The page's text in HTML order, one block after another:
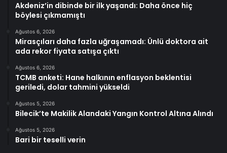
Akdeniz’in dibinde bir ilk yaşandı: Daha önce hiç
böylesi çıkmamıştı
Ağustos 6, 2026
Mirasçıları daha fazla uğraşamadı: Ünlü doktora ait
ada rekor fiyata satışa çıktı
Ağustos 6, 2026
TCMB anketi: Hane halkının enflasyon beklentisi
geriledi, dolar tahmini yükseldi
Ağustos 5, 2026
Bilecik’te Makilik Alandaki Yangın Kontrol Altına Alındı
Ağustos 5, 2026
Bari bir teselli verin